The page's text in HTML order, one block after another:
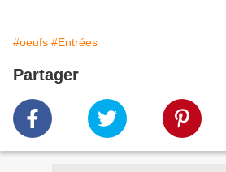
#oeufs #Entrées
Partager